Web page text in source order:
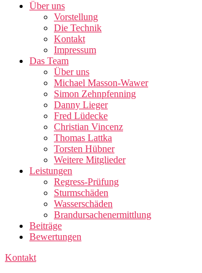
Über uns
Vorstellung
Die Technik
Kontakt
Impressum
Das Team
Über uns
Michael Masson-Wawer
Simon Zehnpfenning
Danny Lieger
Fred Lüdecke
Christian Vincenz
Thomas Lattka
Torsten Hübner
Weitere Mitglieder
Leistungen
Regress-Prüfung
Sturmschäden
Wasserschäden
Brandursachenermittlung
Beiträge
Bewertungen
Kontakt